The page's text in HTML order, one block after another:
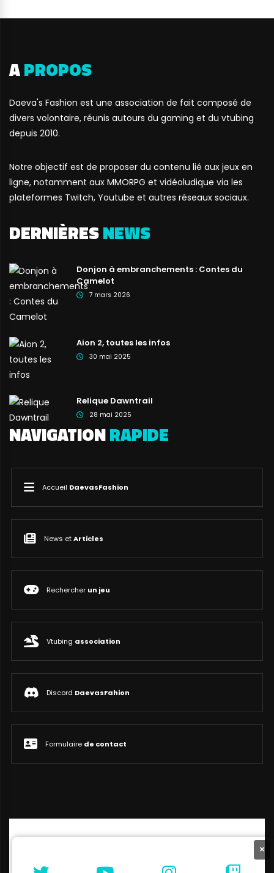
APROPOS
Daeva's Fashion est une association de fait composé de
divers volontaire, réunis autours du gaming et du vtubing
depuis 2010.
Notre objectif est de proposer du contenu lié aux jeux en
ligne, notamment aux MMORPG et vidéoludique via les
plateformes Twitch, Youtube et autres réseaux sociaux.
DERNIÈRESNEWS
Donjon à embranchements : Contes du
Camelot
7 mars 2026
Aion 2, toutes les infos
30 mai 2025
Relique Dawntrail
28 mai 2025
NAVIGATIONRAPIDE
Accueil DaevasFashion
News etArticles
Rechercher un jeu
Vtubing association
Discord DaevasFahion
Formulaire de contact
×